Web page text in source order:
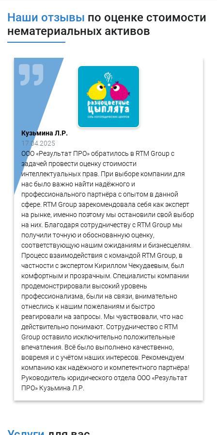
компании.
Ставка роялти— это плата, которую компания-лицензиат
должна уплачивать правообладателю за использование его
Оценка
программы для ЭВМ, IT-
решения
Одним из наиболее распространенных видов нематериальных
активов являются программы для ЭВМ и IT-решения.
Эти активы представляют собой программное обеспечение,
разработанное для автоматизации бизнес-процессов,
повышения эффективности работы сотрудников и улучшения
качества продукции, уникальные программы можно поставить
на баланс, то есть использовать для увеличения
бухгалтерского баланса, подробнее об этом можно узнать в
положении об«Учете нематериальных активов» ПБУ 14/2007
НМА в бухгалтерском балансе могут значительно увеличить
ваши финансово-экономические показатели деятельности.
Программные решения охраняются законом «О правовой
охране программ для ЭВМ и баз данных».
Для оценки программного обеспечения используются
различные подходы, включая доходный, сравнительный и
затратный.
В каждом случае используются специфические методы, чтобы
установить стоимость программного решения.
Оценкаизобретения, полезной
модели, промобразца
Изобретения, полезные модели и промышленные образцы
являются еще одним типом нематериальных активов. Эти
активы могут иметь огромную ценность для их владельцев,
поскольку они могут защищать инновации и технологии от
конкуренции. Оценка рыночной стоимости нематериальных
Наши отзывы по оценке стоимости
нематериальных активов
Кузьмина Л.Р.
17.04.2025
ООО «Результат ПРО» обратилось в RTM Group с
задачей провести оценку стоимости
интеллектуальных прав. При выборе компании для
нас было важно найти надёжного и
профессионального партнёра с опытом в данной
сфере. RTM Group зарекомендовала себя как эксперт
на рынке, именно поэтому мы остановили свой выбор
на них. Благодаря сотрудничеству с RTM Group мы
получили точную и обоснованную оценку,
соответствующую нашим ожиданиям и бизнесцелям.
Процесс взаимодействия с командой RTM Group, в
частности с экспертом Кириллом Чекудаевым, был
комфортным и прозрачным. Специалисты компании
продемонстрировали высокий уровень
профессионализма, были на связи, внимательно
отнеслись к нашим пожеланиям и быстро
реагировали на запросы. Мы чувствовали, что нас
действительно понимают. Сотрудничество с RTM
Group оставило исключительно положительные
впечатления. Всё было выполнено качественно,
вовремя и с учётом наших интересов. Рекомендуем
компанию как надёжного и компетентного партнёра!
Руководитель юридического отдела ООО «Результат
ПРО» Кузьмина Л.Р.